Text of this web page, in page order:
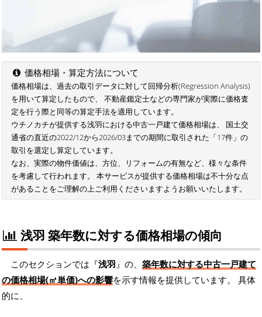
価格相場・算定方法について
価格相場は、過去の取引データに対して回帰分析(Regression Analysis)
を用いて算定したもので、 不動産鑑定士などの専門家が実際に価格査
定を行う際と同等の算定手法を適用しています。
ウチノカチが提供する浅羽における中古一戸建て価格相場は、 国土交
通省の直近の2022/12から2026/03までの期間に取引された「17件」の
取引を選定し算定しています。
なお、実際の物件価値は、方位、リフォームの有無など、様々な条件
を考慮して行われます。 本サービスが提供する価格相場は不十分な点
があることをご理解の上ご利用くださいますようお願いいたします。
浅羽 築年数に対する価格相場の傾向
このセクションでは『浅羽』の、 築年数に対する中古一戸建て
の価格相場(㎡単価)への影響を示す情報を提供しています。 具体
的に、